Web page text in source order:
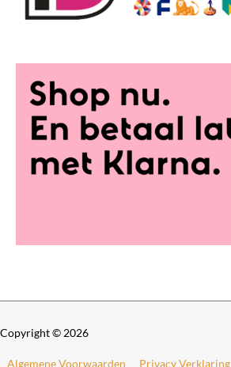
Copyright © 2026
Algemene Voorwaarden Privacy Verklaring